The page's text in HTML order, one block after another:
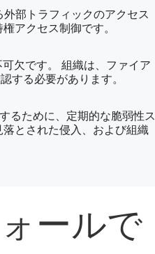
部トラフィックのアクセス
アクセス制御です。
欠です。 組織は、ファイア
する必要があります。
るために、定期的な脆弱性ス
とされた侵入、および組織
ールで